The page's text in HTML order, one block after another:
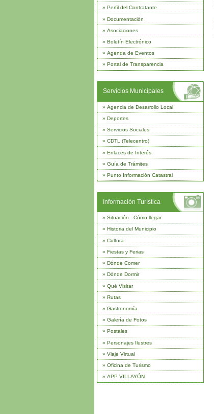
» Perfil del Contratante
» Documentación
» Asociaciones
» Boletín Electrónico
» Agenda de Eventos
» Portal de Transparencia
Servicios Municipales
» Agencia de Desarrollo Local
» Deportes
» Servicios Sociales
» CDTL (Telecentro)
» Enlaces de Interés
» Guía de Trámites
» Punto Información Catastral
Información Turística
» Situación - Cómo llegar
» Historia del Municipio
» Cultura
» Fiestas y Ferias
» Dónde Comer
» Dónde Dormir
» Qué Visitar
» Rutas
» Gastronomía
» Galería de Fotos
» Postales
» Personajes Ilustres
» Viaje Virtual
» Oficina de Turismo
» APP VILLAYÓN